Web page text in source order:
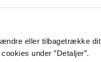
eller tilbagetrække dit
under ”Detaljer”.